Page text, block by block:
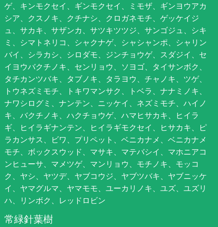
ゲ、キンモクセイ、ギンモクセイ、ミモザ、ギンヨウアカ
シア、クスノキ、クチナシ、クロガネモチ、ゲッケイジ
ュ、サカキ、サザンカ、サツキツツジ、サンゴジュ、シキ
ミ、シマトネリコ、シャクナゲ、シャシャンポ、シャリン
バイ、シラカシ、シロダモ、ジンチョウゲ、スダジイ、セ
イヨウバクチノキ、センリョウ、ソヨゴ、タイサンボク、
タチカンツバキ、タブノキ、タラヨウ、チャノキ、ツゲ、
トウネズミモチ、トキワマンサク、トベラ、ナナミノキ、
ナワシログミ、ナンテン、ニッケイ、ネズミモチ、ハイノ
キ、バクチノキ、ハクチョウゲ、ハマヒサカキ、ヒイラ
ギ、ヒイラギナンテン、ヒイラギモクセイ、ヒサカキ、ピ
ラカンサス、ビワ、プリペット、ベニカナメ、ベニカナメ
モチ、ボックスウッド、マサキ、マテバシイ、マホニアコ
ンヒューサ、マメツゲ、マンリョウ、モチノキ、モッコ
ク、ヤシ、ヤツデ、ヤブコウジ、ヤブツバキ、ヤブニッケ
イ、ヤマグルマ、ヤマモモ、ユーカリノキ、ユズ、ユズリ
ハ、リンボク、レッドロビン
常緑針葉樹